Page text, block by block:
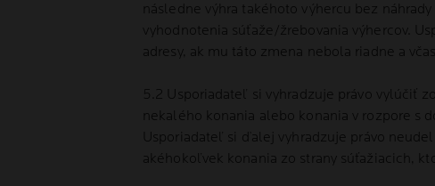
následne výhra takéhoto výhercu bez
vyhodnotenia súťaže/žrebovania výhercov.
adresy, ak mu táto zmena nebola riadne a
5.2 Usporiadateľ si vyhradzuje právo vylúčiť
nekalého konania alebo konania v rozpore s
Usporiadateľ si ďalej vyhradzuje právo
akéhokoľvek konania zo strany súťažiacich,